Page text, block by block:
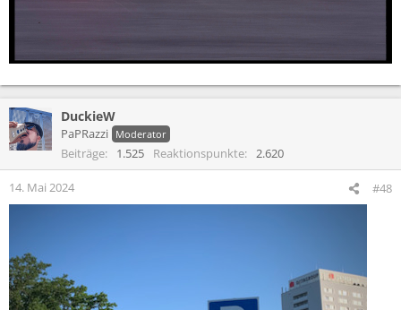
DuckieW
PaPRazzi Moderator
Beiträge 1.525 Reaktionspunkte 2.620
14. Mai 2024 #48